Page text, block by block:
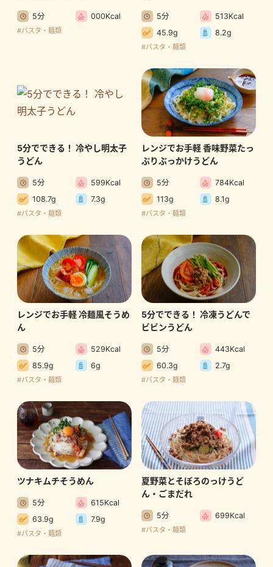
5分 000Kcal
#パスタ・麺類
5分
513Kcal
45.9g
8.2g
#パスタ・麺類
5分でできる！ 冷やし明太子
うどん
5分
599Kcal
108.7g
7.3g
#パスタ・麺類
レンジでお手軽 香味野菜たっ
ぷりぶっかけうどん
5分
784Kcal
113g
8.1g
#パスタ・麺類
レンジでお手軽 冷麺風そうめ
ん
5分
529Kcal
85.9g
6g
#パスタ・麺類
5分でできる！ 冷凍うどんで
ビビンうどん
5分
443Kcal
60.3g
2.7g
#パスタ・麺類
ツナキムチそうめん
5分
615Kcal
63.9g
7.9g
#パスタ・麺類
夏野菜とそぼろのっけうど
ん・ごまだれ
5分 699Kcal
#パスタ・麺類